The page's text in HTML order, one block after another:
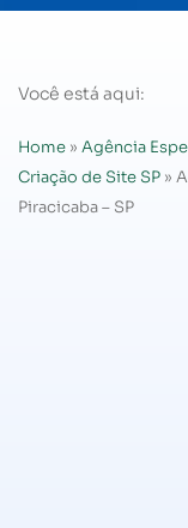
Você está aqui:
Home » Agência
Criação de Site SP »
Piracicaba – SP